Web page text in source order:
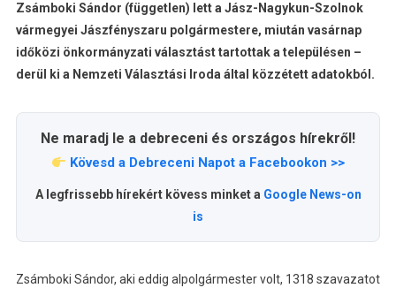
Zsámboki Sándor (független) lett a Jász-Nagykun-Szolnok
vármegyei Jászfényszaru polgármestere, miután vasárnap
időközi önkormányzati választást tartottak a településen –
derül ki a Nemzeti Választási Iroda által közzétett adatokból.
Ne maradj le a debreceni és országos hírekről!
Kövesd a Debreceni Napot a Facebookon >>
A legfrissebb hírekért kövess minket a Google News-on
is
Zsámboki Sándor, aki eddig alpolgármester volt, 1318 szavazatot